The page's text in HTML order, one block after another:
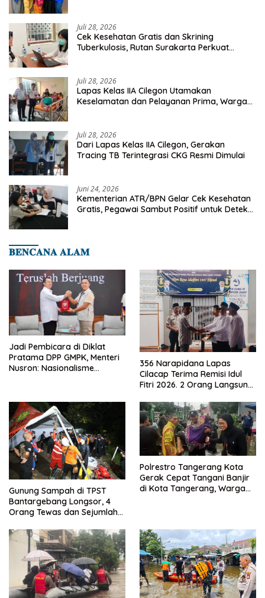
Juli 28, 2026
Cek Kesehatan Gratis dan Skrining
Tuberkulosis, Rutan Surakarta Perkuat
Juli 28, 2026
Lapas Kelas IIA Cilegon Utamakan
Keselamatan dan Pelayanan Prima, Warga
Juli 28, 2026
Dari Lapas Kelas IIA Cilegon, Gerakan
Tracing TB Terintegrasi CKG Resmi Dimulai
Juni 24, 2026
Kementerian ATR/BPN Gelar Cek Kesehatan
Gratis, Pegawai Sambut Positif untuk Deteksi
𝐁𝐄𝐍𝐂𝐀𝐍𝐀 𝐀𝐋𝐀𝐌
Jadi Pembicara di Diklat
Pratama DPP GMPK, Menteri
Nusron: Nasionalisme
356 Narapidana Lapas
Cilacap Terima Remisi Idul
Fitri 2026. 2 Orang Langsung
Gunung Sampah di TPST
Bantargebang Longsor, 4
Orang Tewas dan Sejumlah
Polrestro Tangerang Kota
Gerak Cepat Tangani Banjir
di Kota Tangerang, Warga